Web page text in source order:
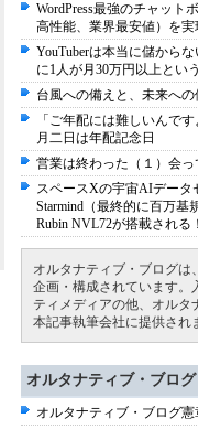
WordPress最強のチャット
高性能、業界最安値）を実
YouTuberは本当に儲から
に1人が月30万円以上とい
台風への備えと、未来への
「ご年配には難しいんで
月二日は年配記念日
営業は終わった（１）会
スペースXの宇宙AIデータ
Starmind（最終的に百万基
Rubin NVL72が搭載される！
オルタナティブ・ブログは
企画・構成されています。
ティメディアの他、オルタ
本記事執筆会社に提供され
オルタナティブ・ブロ
オルタナティブ・ブログ憲